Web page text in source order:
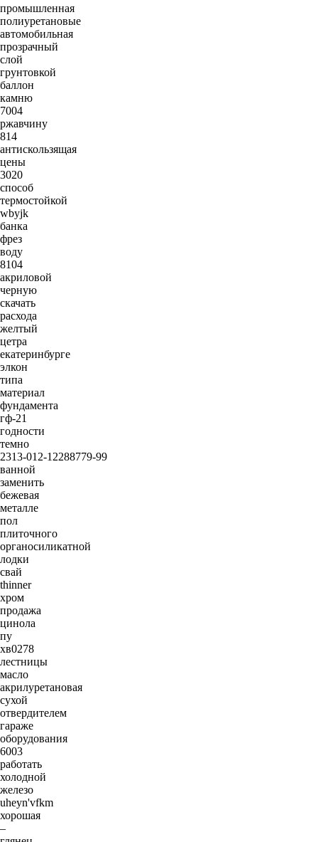
промышленная
полиуретановые
автомобильная
прозрачный
слой
грунтовкой
баллон
камню
7004
ржавчину
814
антискользящая
цены
3020
способ
термостойкой
wbyjk
банка
фрез
воду
8104
акриловой
черную
скачать
расхода
желтый
цетра
екатеринбурге
элкон
типа
материал
фундамента
гф-21
годности
темно
2313-012-12288779-99
ванной
заменить
бежевая
металле
пол
плиточного
органосиликатной
лодки
свай
thinner
хром
продажа
цинола
пу
хв0278
лестницы
масло
акрилуретановая
сухой
отвердителем
гараже
оборудования
6003
работать
холодной
железо
uheyn'vfkm
хорошая
–